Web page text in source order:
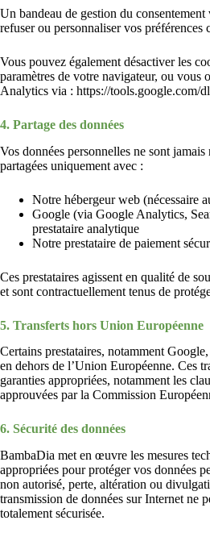
Un bandeau de gestion du consentement
refuser ou personnaliser vos préférences
Vous pouvez également désactiver les
paramètres de votre navigateur, ou vous
Analytics via : https://tools.google.com/
4. Partage des données
Vos données personnelles ne sont
partagées uniquement avec :
Notre hébergeur web (nécessaire
Google (via Google Analytics,
prestataire analytique
Notre prestataire de paiement
Ces prestataires agissent en qualité de
et sont contractuellement tenus de
5. Transferts hors Union Européenne
Certains prestataires, notamment
en dehors de l’Union Européenne. Ces
garanties appropriées, notamment les
approuvées par la Commission
6. Sécurité des données
BambaDia met en œuvre les mesures
appropriées pour protéger vos données
non autorisé, perte, altération ou
transmission de données sur Internet ne
totalement sécurisée.